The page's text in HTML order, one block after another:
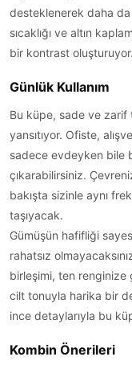
desteklenerek daha da
sıcaklığı ve altın
bir kontrast oluşturuyor.
Günlük Kullanım
Bu küpe, sade ve zarif
yansıtıyor. Ofiste,
sadece evdeyken bile
çıkarabilirsiniz.
bakışta sizinle aynı
taşıyacak.
Gümüşün hafifliği
rahatsız
birleşimi, ten
cilt tonuyla harika bir
ince detaylarıyla bu
Kombin Önerileri